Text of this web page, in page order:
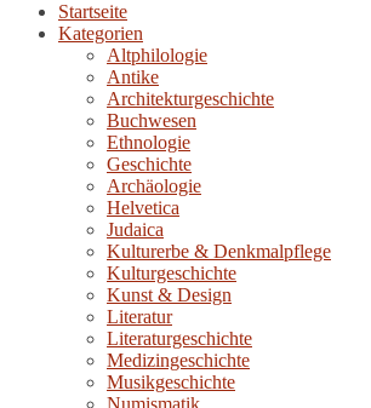
Startseite
Kategorien
Altphilologie
Antike
Architekturgeschichte
Buchwesen
Ethnologie
Geschichte
Archäologie
Helvetica
Judaica
Kulturerbe & Denkmalpflege
Kulturgeschichte
Kunst & Design
Literatur
Literaturgeschichte
Medizingeschichte
Musikgeschichte
Numismatik